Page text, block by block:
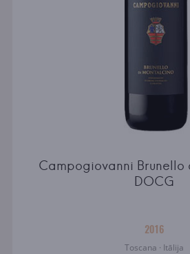
Campogiovanni
DOCG
2016
Toscana · Itālija